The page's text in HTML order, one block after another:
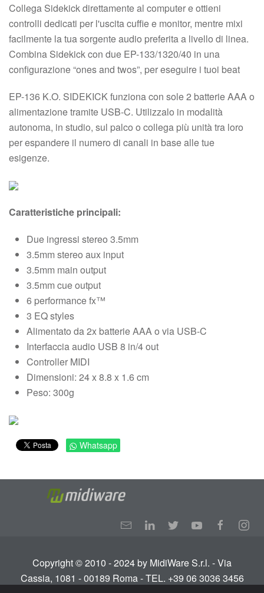
Collega Sidekick direttamente al computer e ottieni
controlli dedicati per l'uscita cuffie e monitor, mentre mixi
facilmente la tua sorgente audio preferita a livello di linea.
Combina Sidekick con due EP-133/1320/40 in una
configurazione “ones and twos”, per eseguire i tuoi beat
EP-136 K.O. SIDEKICK funziona con sole 2 batterie AAA o
alimentazione tramite USB-C. Utilizzalo in modalità
autonoma, in studio, sul palco o collega più unità tra loro
per espandere il numero di canali in base alle tue
esigenze.
Caratteristiche principali:
Due ingressi stereo 3.5mm
3.5mm stereo aux input
3.5mm main output
3.5mm cue output
6 performance fx™
3 EQ styles
Alimentato da 2x batterie AAA o via USB-C
Interfaccia audio USB 8 in/4 out
Controller MIDI
Dimensioni: 24 x 8.8 x 1.6 cm
Peso: 300g
Whatsapp
Copyright © 2010 - 2024 by MidiWare S.r.l. - Via
Cassia, 1081 - 00189 Roma - TEL. +39 06 3036 3456